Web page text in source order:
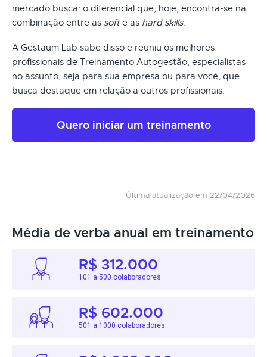
mercado busca: o diferencial que, hoje, encontra-se na
combinação entre as softe as hard skills.
A Gestaum Lab sabe disso e reuniu os melhores
profissionais de Treinamento Autogestão, especialistas
no assunto, seja para sua empresa ou para você, que
busca destaque em relação a outros profissionais.
Quero iniciar um treinamento
Última atualização em 22/04/2026
Média de verba anual em treinamento
R$ 312.000
101 a 500 colaboradores
R$ 602.000
501 a 1000 colaboradores